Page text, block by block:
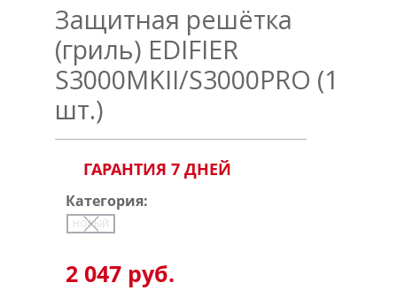
Защитная решётка
(гриль) EDIFIER
S3000MKII/S3000PRO (1
шт.)
ГАРАНТИЯ 7 ДНЕЙ
Категория:
НОВЫЙ
2 047 руб.